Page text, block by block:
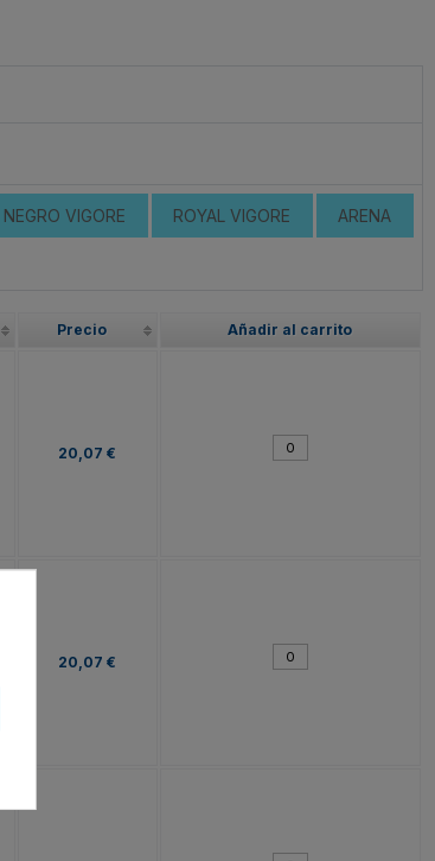
NEGRO VIGORE ROYAL VIGORE ARENA
Precio Añadir al carrito
20,07 €
20,07 €